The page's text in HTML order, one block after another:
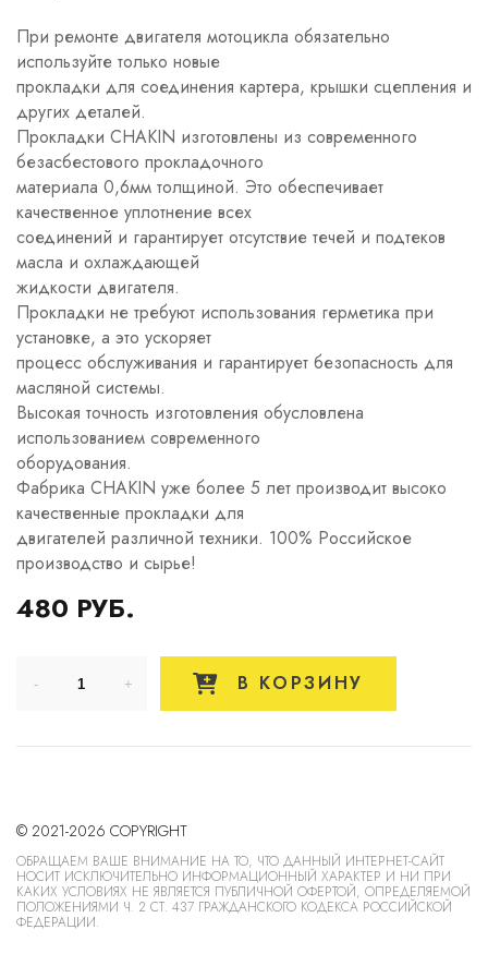
При ремонте двигателя мотоцикла обязательно
используйте только новые
прокладки для соединения картера, крышки сцепления и
других деталей.
Прокладки CHAKIN изготовлены из современного
безасбестового прокладочного
материала 0,6мм толщиной. Это обеспечивает
качественное уплотнение всех
соединений и гарантирует отсутствие течей и подтеков
масла и охлаждающей
жидкости двигателя.
Прокладки не требуют использования герметика при
установке, а это ускоряет
процесс обслуживания и гарантирует безопасность для
масляной системы.
Высокая точность изготовления обусловлена
использованием современного
оборудования.
Фабрика CHAKIN уже более 5 лет производит высоко
качественные прокладки для
двигателей различной техники. 100% Российское
производство и сырье!
480 РУБ.
В КОРЗИНУ
© 2021-2026 COPYRIGHT
ОБРАЩАЕМ ВАШЕ ВНИМАНИЕ НА ТО, ЧТО ДАННЫЙ ИНТЕРНЕТ-САЙТ
НОСИТ ИСКЛЮЧИТЕЛЬНО ИНФОРМАЦИОННЫЙ ХАРАКТЕР И НИ ПРИ
КАКИХ УСЛОВИЯХ НЕ ЯВЛЯЕТСЯ ПУБЛИЧНОЙ ОФЕРТОЙ, ОПРЕДЕЛЯЕМОЙ
ПОЛОЖЕНИЯМИ Ч. 2 СТ. 437 ГРАЖДАНСКОГО КОДЕКСА РОССИЙСКОЙ
ФЕДЕРАЦИИ.